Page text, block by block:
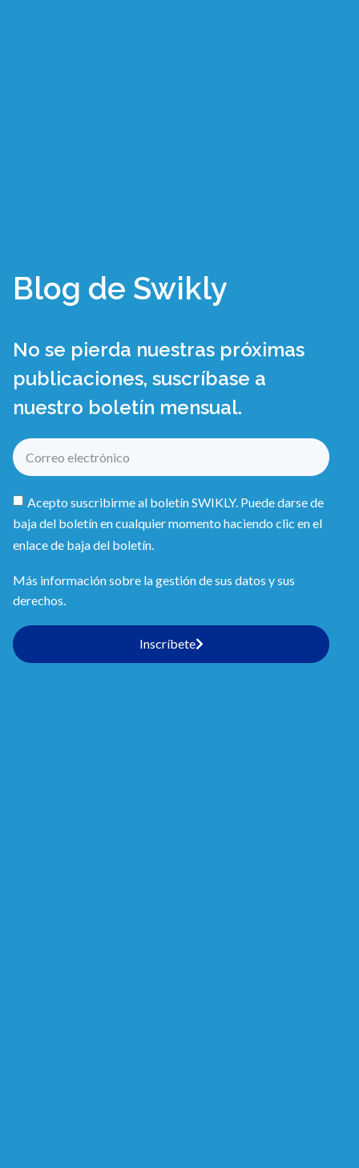
Blog de Swikly
No se pierda nuestras próximas
publicaciones, suscríbase a
nuestro boletín mensual.
Acepto suscribirme al boletín SWIKLY. Puede darse de
baja del boletín en cualquier momento haciendo clic en el
enlace de baja del boletín.
Más información sobre la gestión de sus datos y sus
derechos.
Inscríbete